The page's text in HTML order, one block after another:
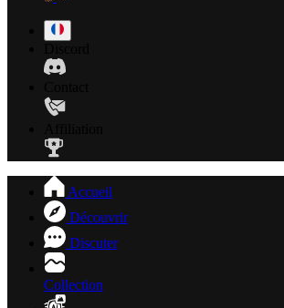
Accueil
Découvrir
Discuter
Collection